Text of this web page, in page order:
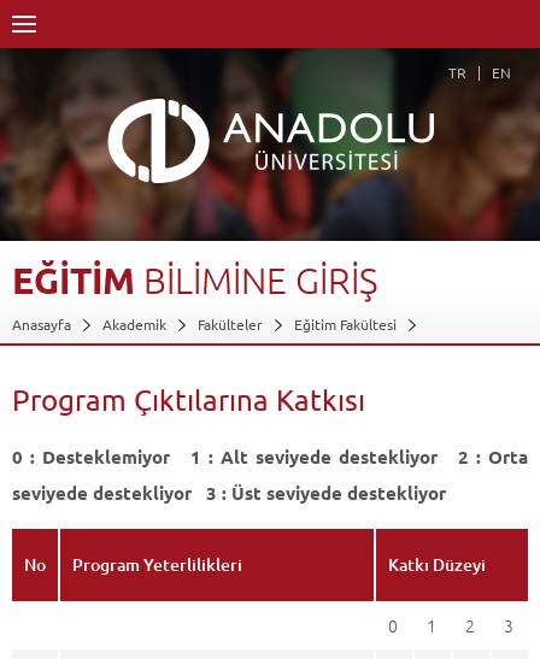
TR EN
EĞİTİM BİLİMİNE GİRİŞ
Anasayfa Akademik Fakülteler
Eğitim Fakültesi
Bilgisayar ve Öğretim Teknolojileri Öğretmenliği Programı
Dersler - AKTS Kredileri
Program Çıktılarına Katkısı
Geri Dön
Program Çıktılarına Katkısı
0 : Desteklemiyor 1 : Alt seviyede destekliyor 2 : Orta
seviyede destekliyor 3 : Üst seviyede destekliyor
No Program Yeterlilikleri Katkı Düzeyi
0 1 2
3